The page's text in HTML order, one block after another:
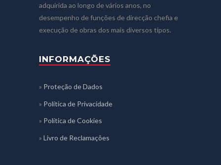
adquirida ao longo de vários anos, no
desempenho de funções de direcção chefia e
execução de obras dos mais diversos tipos.
INFORMAÇÕES
» Proteção de Dados
» Política de Privacidade
» Política de Cookies
» Livro de Reclamações